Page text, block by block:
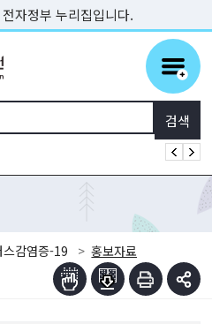
로가기
자정부 누리집입니다.
스감염증-19 홍보자료